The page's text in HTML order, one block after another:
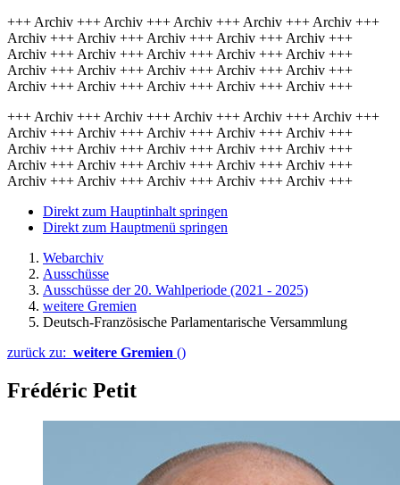
+++ Archiv +++ Archiv +++ Archiv +++ Archiv +++ Archiv +++
Archiv +++ Archiv +++ Archiv +++ Archiv +++ Archiv +++
Archiv +++ Archiv +++ Archiv +++ Archiv +++ Archiv +++
Archiv +++ Archiv +++ Archiv +++ Archiv +++ Archiv +++
Archiv +++ Archiv +++ Archiv +++ Archiv +++ Archiv +++
+++ Archiv +++ Archiv +++ Archiv +++ Archiv +++ Archiv +++
Archiv +++ Archiv +++ Archiv +++ Archiv +++ Archiv +++
Archiv +++ Archiv +++ Archiv +++ Archiv +++ Archiv +++
Archiv +++ Archiv +++ Archiv +++ Archiv +++ Archiv +++
Archiv +++ Archiv +++ Archiv +++ Archiv +++ Archiv +++
Direkt zum Hauptinhalt springen
Direkt zum Hauptmenü springen
Webarchiv
Ausschüsse
Ausschüsse der 20. Wahlperiode (2021 - 2025)
weitere Gremien
Deutsch-Französische Parlamentarische Versammlung
zurück zu: weitere Gremien ()
Frédéric Petit